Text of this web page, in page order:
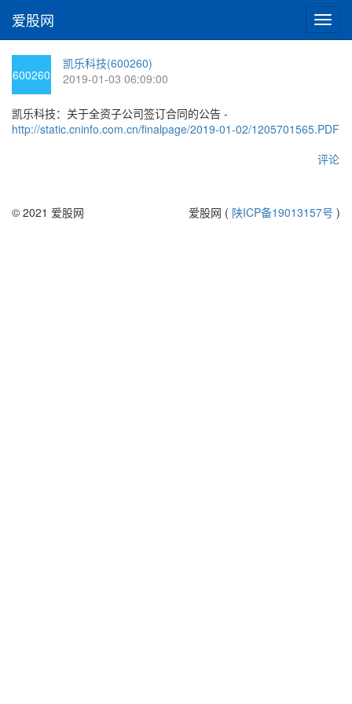
切
换
爱股网
600260
凯乐科技(600260)
2019-01-03 06:09:00
凯乐科技：关于全资子公司签订合同的公告 -
http://static.cninfo.com.cn/finalpage/2019-01-02/1205701565.PDF
评论
© 2021 爱股网 爱股网 ( 陕ICP备19013157号 )